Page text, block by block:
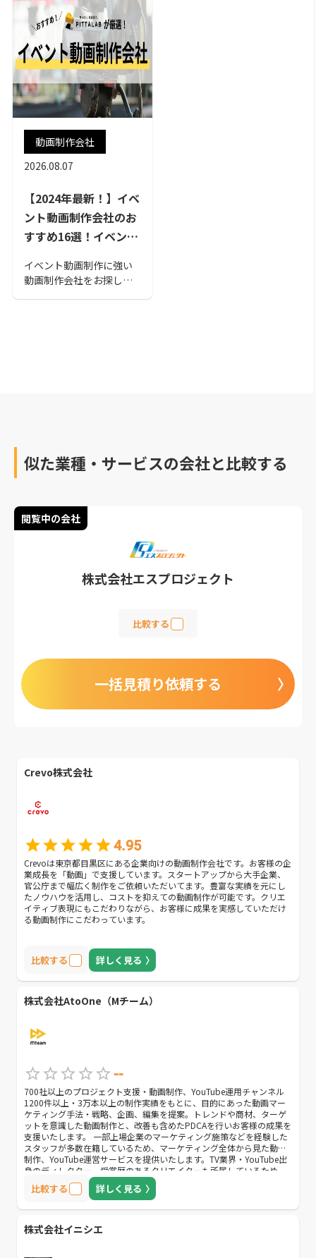
動画制作会社
2026.08.07
【2024年最新！】イベ
ント動画制作会社のお
すすめ16選！イベント
方のポイントも解説
イベント動画制作に強い
動画制作会社をお探しの
可能です。ぜひ、イベン
ト動画の制作を検討して
似た業種・サービスの会社と比較する
閲覧中の会社
株式会社エスプロジェクト
比較する
一括見積り依頼する
Crevo株式会社
4.95
Crevoは東京都目黒区にある企業向けの動画制作会社です。お客様の企
業成長を「動画」で支援しています。スタートアップから大手企業、
官公庁まで幅広く制作をご依頼いただいてます。豊富な実績を元にし
たノウハウを活用し、コストを抑えての動画制作が可能です。クリエ
イティブ表現にもこだわりながら、お客様に成果を実感していただけ
る動画制作にこだわっています。
比較する 詳しく見る
株式会社AtoOne（Mチーム）
--
700社以上のプロジェクト支援・動画制作、YouTube運用チャンネル
1200件以上・3万本以上の制作実績をもとに、目的にあった動画マー
ケティング手法・戦略、企画、編集を提案。トレンドや商材、ターゲ
ットを意識した動画制作と、改善も含めたPDCAを行いお客様の成果を
支援いたします。 一部上場企業のマーケティング施策などを経験した
スタッフが多数在籍しているため、マーケティング全体から見た動画
制作、YouTube運営サービスを提供いたします。TV業界・YouTube出
身のディレクター、受賞歴のあるクリエイターも所属しているため、
様々なジャンルの企画立案・高品質でコストパフォーマンスのよいサ
ービス提供が可能です。
比較する 詳しく見る
株式会社イニシエ